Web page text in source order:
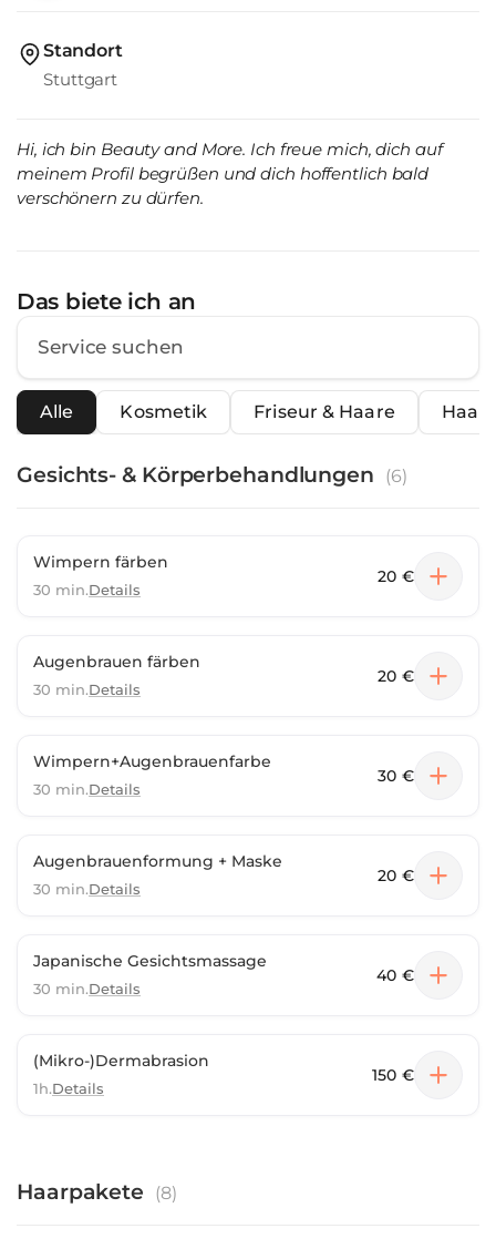
Standort
Stuttgart
Hi, ich bin Beauty and More. Ich freue mich, dich auf
meinem Profil begrüßen und dich hoffentlich bald
verschönern zu dürfen.
Das biete ich an
Alle Kosmetik Friseur & Haare
Gesichts- & Körperbehandlungen (6)
Wimpern färben
30 min.Details
20 €
Augenbrauen färben
30 min.Details
20 €
Wimpern+Augenbrauenfarbe
30 min.Details
30 €
Augenbrauenformung + Maske
30 min.Details
20 €
Japanische Gesichtsmassage
30 min.Details
40 €
(Mikro-)Dermabrasion
1h.Details
150 €
Haarpakete (8)